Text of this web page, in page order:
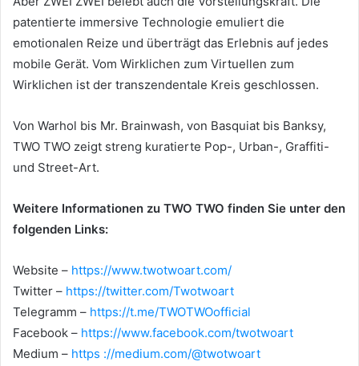
patentierte immersive Technologie emuliert die
emotionalen Reize und überträgt das Erlebnis auf jedes
mobile Gerät. Vom Wirklichen zum Virtuellen zum
Wirklichen ist der transzendentale Kreis geschlossen.
Von Warhol bis Mr. Brainwash, von Basquiat bis Banksy,
TWO TWO zeigt streng kuratierte Pop-, Urban-, Graffiti-
und Street-Art.
Weitere Informationen zu TWO TWO finden Sie unter den
folgenden Links:
Website – https://www.twotwoart.com/
Twitter – https://twitter.com/Twotwoart
Telegramm – https://t.me/TWOTWOofficial
Facebook – https://www.facebook.com/twotwoart
Medium – https ://medium.com/@twotwoart